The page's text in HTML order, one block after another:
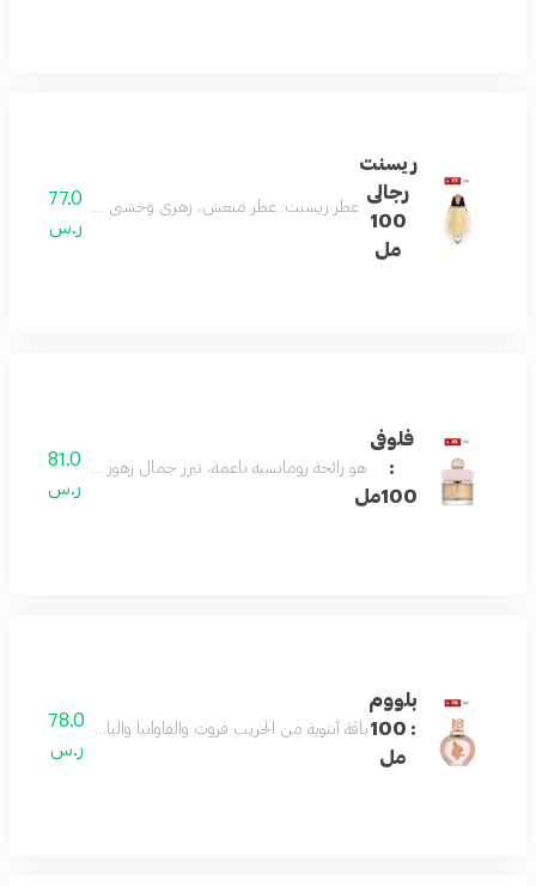
ريسنت
رجالى
100
مل
عطر ريسنت: عطر منعش، زهري وخشبي يحتوي على77.0
ر.س
فلوفى
:
100مل
هو رائحة رومانسية ناعمة، تبرز جمال زهور الوادي
81.0
ر.س
بلووم
: 100
مل
باقة أنثوية من الجريب فروت والفاوانيا والياسمين
78.0
ر.س